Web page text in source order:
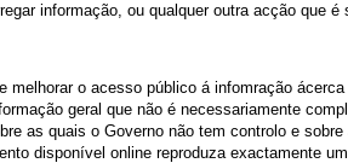
informação, ou qualquer outra acção que
melhorar o acesso público á infomração
geral que não é necessariamente
as quais o Governo não tem controlo e
disponível online reproduza exactamente